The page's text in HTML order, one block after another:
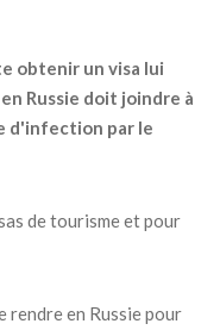
obtenir un visa lui
Russie doit joindre à
d'infection par le
de tourisme et pour
rendre en Russie pour